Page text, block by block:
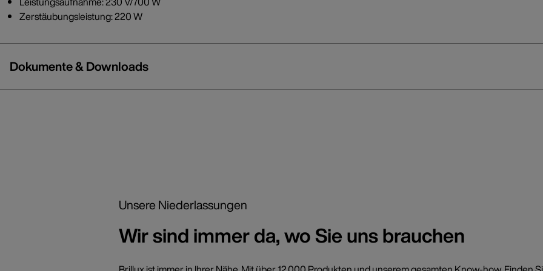
Zerstäubungsleistung: 220 W
Dokumente & Downloads
Unsere Niederlassungen
Wir sind immer da, wo Sie uns brauchen